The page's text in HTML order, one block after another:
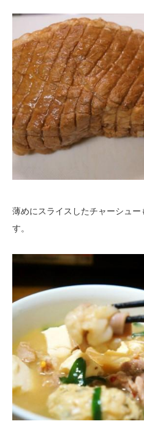
薄めにスライスしたチャーシュ
す。